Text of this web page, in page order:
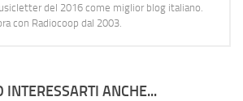
del 2016 come miglior blog italiano.
con Radiocoop dal 2003.
INTERESSARTI ANCHE...